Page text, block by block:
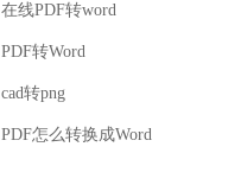
在线PDF转word
PDF转Word
cad转png
PDF怎么转换成Word